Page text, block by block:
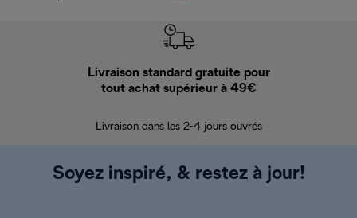
Livraison standard gratuite pour
tout achat supérieur à 49€
Livraison dans les 2-4 jours ouvrés
Soyez inspiré, & restez à jour!